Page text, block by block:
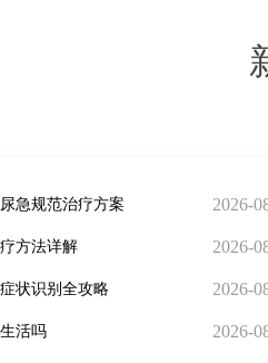
急规范治疗方案 2026-
方法详解 2026-
状识别全攻略 2026-
活吗 2026-